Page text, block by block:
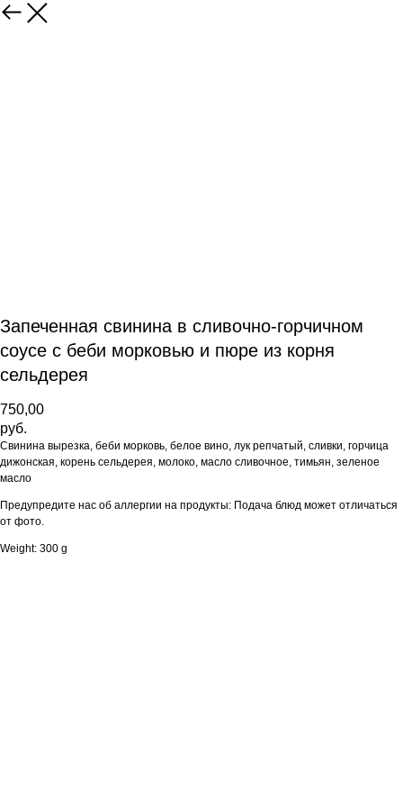
Запеченная свинина в сливочно-горчичном
соусе с беби морковью и пюре из корня
сельдерея
750,00
руб.
Свинина вырезка, беби морковь, белое вино, лук репчатый, сливки, горчица
дижонская, корень сельдерея, молоко, масло сливочное, тимьян, зеленое
масло
Предупредите нас об аллергии на продукты: Подача блюд может отличаться
от фото.
Weight: 300 g